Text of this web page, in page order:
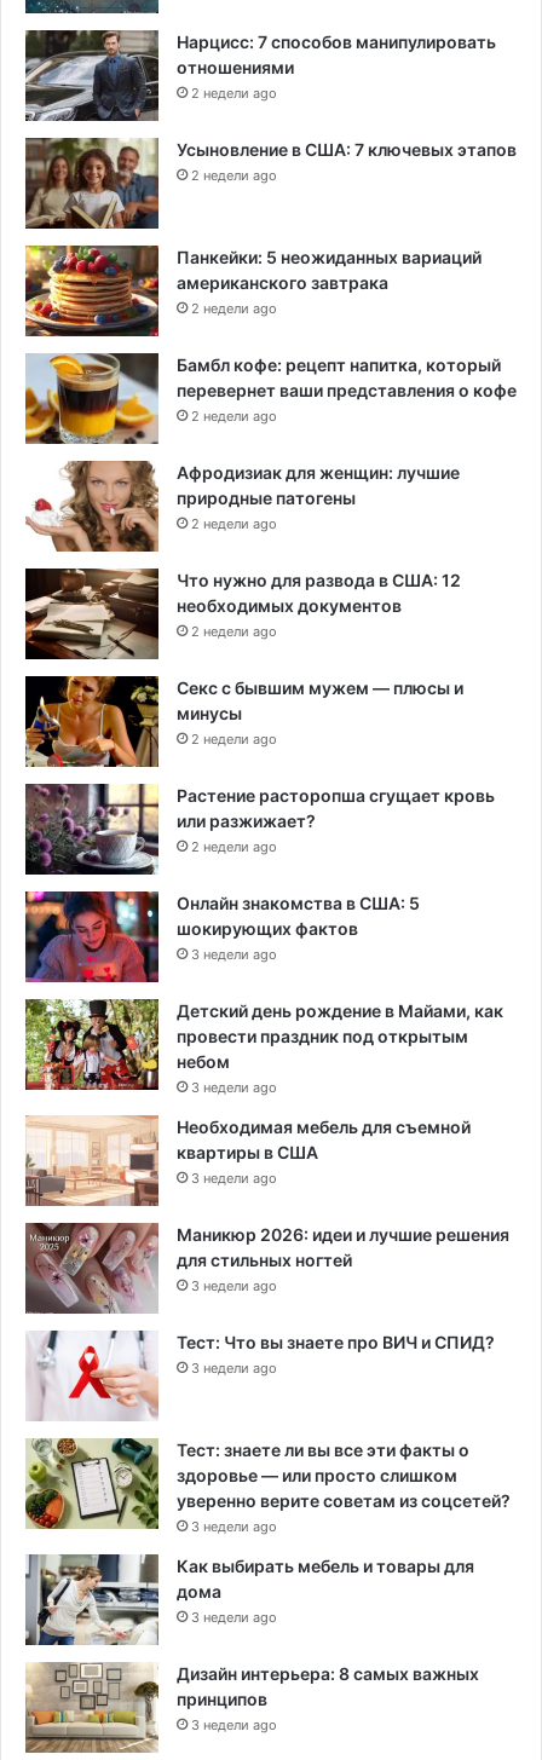
Нарцисс: 7 способов манипулировать
отношениями
2 недели ago
Усыновление в США: 7 ключевых этапов
2 недели ago
Панкейки: 5 неожиданных вариаций
американского завтрака
2 недели ago
Бамбл кофе: рецепт напитка, который
перевернет ваши представления о кофе
2 недели ago
Афродизиак для женщин: лучшие
природные патогены
2 недели ago
Что нужно для развода в США: 12
необходимых документов
2 недели ago
Секс с бывшим мужем — плюсы и
минусы
2 недели ago
Растение расторопша сгущает кровь
или разжижает?
2 недели ago
Онлайн знакомства в США: 5
шокирующих фактов
3 недели ago
Детский день рождение в Майами, как
провести праздник под открытым
небом
3 недели ago
Необходимая мебель для съемной
квартиры в США
3 недели ago
Маникюр 2026: идеи и лучшие решения
для стильных ногтей
3 недели ago
Тест: Что вы знаете про ВИЧ и СПИД?
3 недели ago
Тест: знаете ли вы все эти факты о
здоровье — или просто слишком
уверенно верите советам из соцсетей?
3 недели ago
Как выбирать мебель и товары для
дома
3 недели ago
Дизайн интерьера: 8 самых важных
принципов
3 недели ago